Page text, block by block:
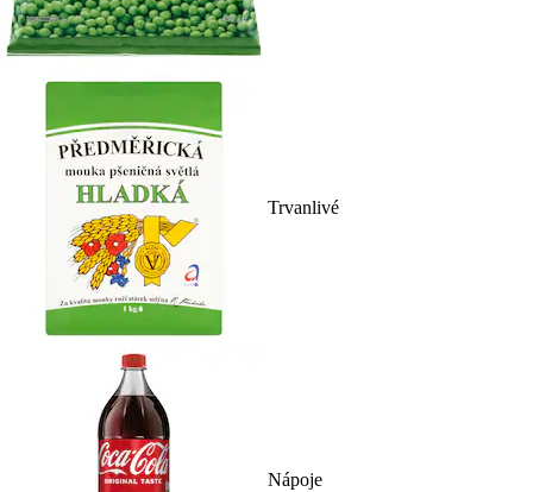
Trvanlivé
Nápoje